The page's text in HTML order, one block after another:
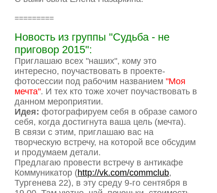
=========
Новость из группы "Судьба - не
приговор 2015":
Приглашаю всех "наших", кому это
интересно, поучаствовать в проекте-
фотосессии под рабочим названием "Моя
мечта". И тех кто тоже хочет поучаствовать в
данном мероприятии.
Идея: фотографируем себя в образе самого
себя, когда достигнута ваша цель (мечта).
В связи с этим, приглашаю вас на
творческую встречу, на которой все обсудим
и продумаем детали.
Предлагаю провести встречу в антикафе
Коммуникатор (http://vk.com/commclub,
Тургенева 22), в эту среду 9-го сентября в